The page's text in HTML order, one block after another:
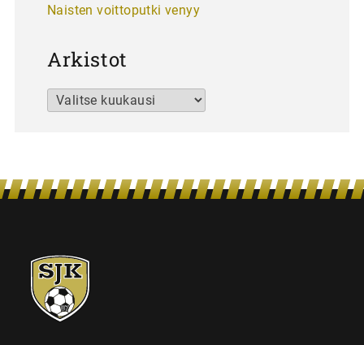
Naisten voittoputki venyy
Arkistot
Arkistot
SJK-
juniorit